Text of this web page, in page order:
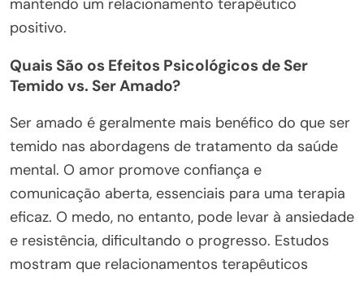
mantendo um relacionamento terapêutico
positivo.
Quais São os Efeitos Psicológicos de Ser
Temido vs. Ser Amado?
Ser amado é geralmente mais benéfico do que ser
temido nas abordagens de tratamento da saúde
mental. O amor promove confiança e
comunicação aberta, essenciais para uma terapia
eficaz. O medo, no entanto, pode levar à ansiedade
e resistência, dificultando o progresso. Estudos
mostram que relacionamentos terapêuticos